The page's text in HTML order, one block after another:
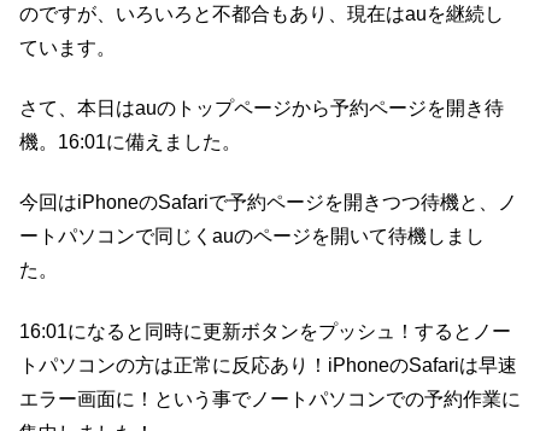
のですが、いろいろと不都合もあり、現在はauを継続し
ています。
さて、本日はauのトップページから予約ページを開き待
機。16:01に備えました。
今回はiPhoneのSafariで予約ページを開きつつ待機と、ノ
ートパソコンで同じくauのページを開いて待機しまし
た。
16:01になると同時に更新ボタンをプッシュ！するとノー
トパソコンの方は正常に反応あり！iPhoneのSafariは早速
エラー画面に！という事でノートパソコンでの予約作業に